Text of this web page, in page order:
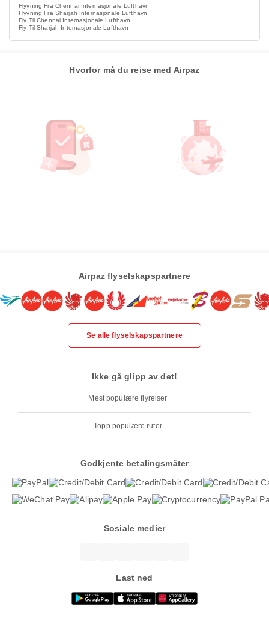
Flyvning Fra Chennai Internasjonale Lufthavn
Flyvning Fra Sharjah Internasjonale Lufthavn
Fly Til Chennai Internasjonale Lufthavn
Fly Til Sharjah Internasjonale Lufthavn
Hvorfor må du reise med Airpaz
Airpaz flyselskapspartnere
Se alle flyselskapspartnere
Ikke gå glipp av det!
Mest populære flyreiser
Topp populære ruter
Godkjente betalingsmåter
Sosiale medier
Last ned